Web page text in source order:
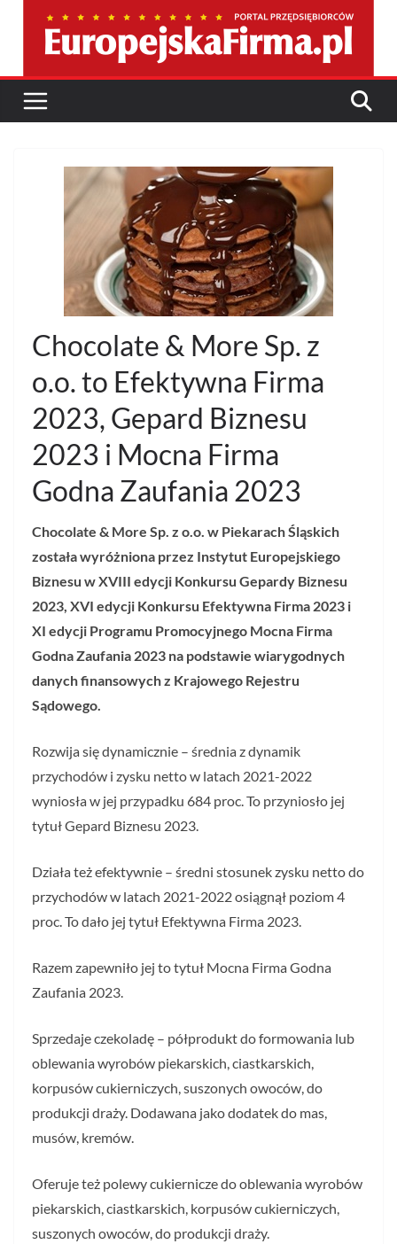
Chocolate & More Sp. z
o.o. to Efektywna Firma
2023, Gepard Biznesu
2023 i Mocna Firma
Godna Zaufania 2023
Chocolate & More Sp. z o.o. w Piekarach Śląskich
została wyróżniona przez Instytut Europejskiego
Biznesu w XVIII edycji Konkursu Gepardy Biznesu
2023, XVI edycji Konkursu Efektywna Firma 2023 i
XI edycji Programu Promocyjnego Mocna Firma
Godna Zaufania 2023 na podstawie wiarygodnych
danych finansowych z Krajowego Rejestru
Sądowego.
Rozwija się dynamicznie – średnia z dynamik
przychodów i zysku netto w latach 2021-2022
wyniosła w jej przypadku 684 proc. To przyniosło jej
tytuł Gepard Biznesu 2023.
Działa też efektywnie – średni stosunek zysku netto do
przychodów w latach 2021-2022 osiągnął poziom 4
proc. To dało jej tytuł Efektywna Firma 2023.
Razem zapewniło jej to tytuł Mocna Firma Godna
Zaufania 2023.
Sprzedaje czekoladę – półprodukt do formowania lub
oblewania wyrobów piekarskich, ciastkarskich,
korpusów cukierniczych, suszonych owoców, do
produkcji draży. Dodawana jako dodatek do mas,
musów, kremów.
Oferuje też polewy cukiernicze do oblewania wyrobów
piekarskich, ciastkarskich, korpusów cukierniczych,
suszonych owoców, do produkcji draży.